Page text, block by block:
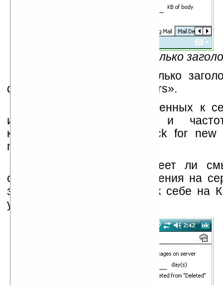
Рис.14 — Загружать только
Выберите загружать только
download -> Message Headers».
Для постоянно подключенных к
имеет смысл выбрать и
корреспонденции — «Check for
minutes».
И стоит подумать, имеет ли
оставлять почтовые сообщения на
загружать все сообщения к себе на
удалять.